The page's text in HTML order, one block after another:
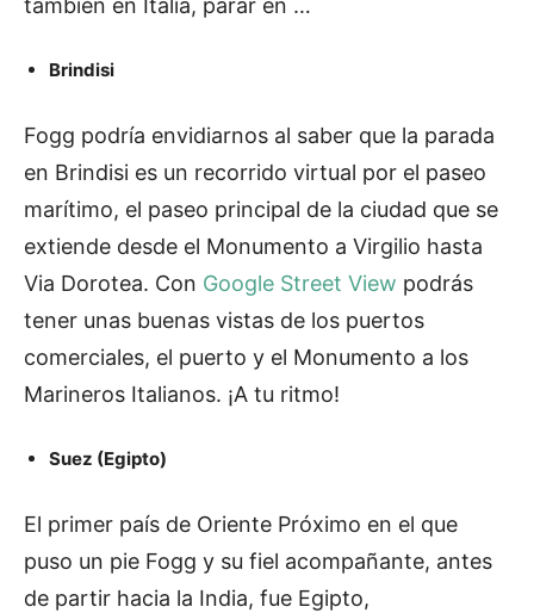
también en Italia, parar en …
Brindisi
Fogg podría envidiarnos al saber que la parada
en Brindisi es un recorrido virtual por el paseo
marítimo, el paseo principal de la ciudad que se
extiende desde el Monumento a Virgilio hasta
Via Dorotea. Con Google Street View podrás
tener unas buenas vistas de los puertos
comerciales, el puerto y el Monumento a los
Marineros Italianos. ¡A tu ritmo!
Suez (Egipto)
El primer país de Oriente Próximo en el que
puso un pie Fogg y su fiel acompañante, antes
de partir hacia la India, fue Egipto,